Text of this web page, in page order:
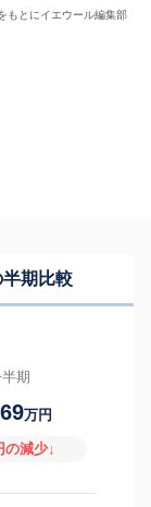
もとにイエウール編集部
期比較
期
万円
の減少↓